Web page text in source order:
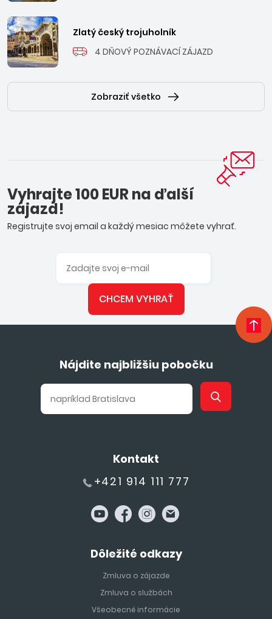
Zlatý český trojuholník
4 DŇOVÝ POZNÁVACÍ ZÁJAZD
Zobraziť všetko
Vyhrajte 100 EUR na ďalší
zájazd!
Registrujte svoj email a každý mesiac môžete vyhrať.
CHCEM VYHRAŤ
Nájdite najbližšiu pobočku
Kontakt
+421 914 111 777
Dôležité odkazy
Zmluva o zájazde
Zmluva o službách
Všeobecné informácie